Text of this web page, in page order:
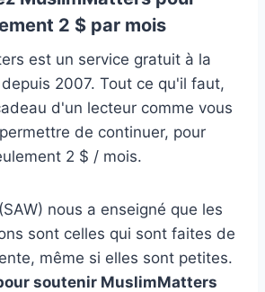
2 $ par mois
est un service gratuit à la
2007. Tout ce qu'il faut,
d'un lecteur comme vous
de continuer, pour
2 $ / mois.
nous a enseigné que les
sont celles qui sont faites de
même si elles sont petites.
soutenir MuslimMatters